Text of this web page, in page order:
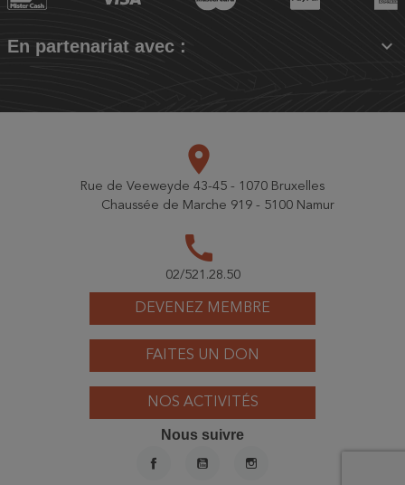
En partenariat avec : 
DEVENEZ MEMBRE
FAITES UN DON
NOS ACTIVITÉS
place
Rue de Veeweyde 43-45 - 1070 Bruxelles
Chaussée de Marche 919 - 5100 Namur
call
02/521.28.50
Nous suivre